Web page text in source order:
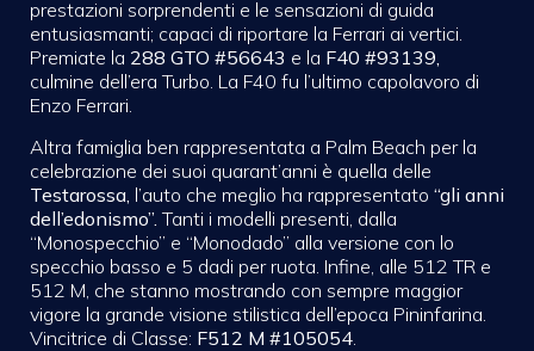
prestazioni sorprendenti e le sensazioni di guida
entusiasmanti; capaci di riportare la Ferrari ai vertici.
Premiate la 288 GTO #56643 e la F40 #93139,
culmine dell’era Turbo. La F40 fu l’ultimo capolavoro di
Enzo Ferrari.
Altra famiglia ben rappresentata a Palm Beach per la
celebrazione dei suoi quarant’anni è quella delle
Testarossa, l’auto che meglio ha rappresentato “gli anni
dell’edonismo”. Tanti i modelli presenti, dalla
“Monospecchio” e “Monodado” alla versione con lo
specchio basso e 5 dadi per ruota. Infine, alle 512 TR e
512 M, che stanno mostrando con sempre maggior
vigore la grande visione stilistica dell’epoca Pininfarina.
Vincitrice di Classe: F512 M #105054